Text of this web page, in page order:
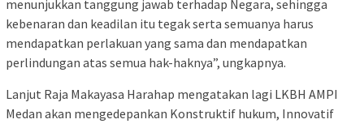
menunjukkan tanggung jawab terhadap Negara, sehingga
kebenaran dan keadilan itu tegak serta semuanya harus
mendapatkan perlakuan yang sama dan mendapatkan
perlindungan atas semua hak-haknya”, ungkapnya.
Lanjut Raja Makayasa Harahap mengatakan lagi LKBH AMPI
Medan akan mengedepankan Konstruktif hukum, Innovatif